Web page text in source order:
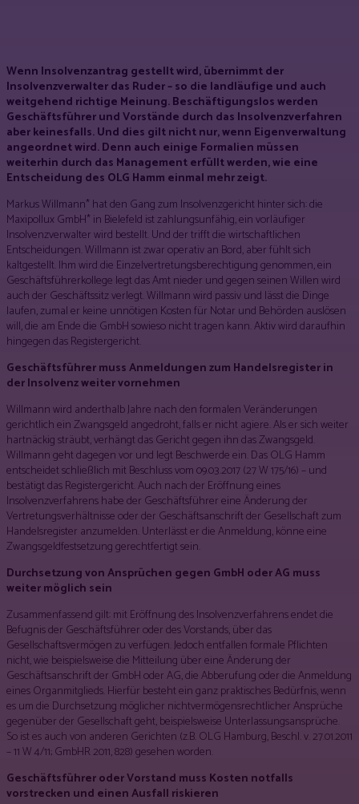
Wenn Insolvenzantrag gestellt wird, übernimmt der
Insolvenzverwalter das Ruder – so die landläufige und auch
weitgehend richtige Meinung. Beschäftigungslos werden
Geschäftsführer und Vorstände durch das Insolvenzverfahren
aber keinesfalls. Und dies gilt nicht nur, wenn Eigenverwaltung
angeordnet wird. Denn auch einige Formalien müssen
weiterhin durch das Management erfüllt werden, wie eine
Entscheidung des OLG Hamm einmal mehr zeigt.
Markus Willmann* hat den Gang zum Insolvenzgericht hinter sich: die
Maxipollux GmbH* in Bielefeld ist zahlungsunfähig, ein vorläufiger
Insolvenzverwalter wird bestellt. Und der trifft die wirtschaftlichen
Entscheidungen. Willmann ist zwar operativ an Bord, aber fühlt sich
kaltgestellt. Ihm wird die Einzelvertretungsberechtigung genommen, ein
Geschäftsführerkollege legt das Amt nieder und gegen seinen Willen wird
auch der Geschäftssitz verlegt. Willmann wird passiv und lässt die Dinge
laufen, zumal er keine unnötigen Kosten für Notar und Behörden auslösen
will, die am Ende die GmbH sowieso nicht tragen kann. Aktiv wird daraufhin
hingegen das Registergericht.
Geschäftsführer muss Anmeldungen zum Handelsregister in
der Insolvenz weiter vornehmen
Willmann wird anderthalb Jahre nach den formalen Veränderungen
gerichtlich ein Zwangsgeld angedroht, falls er nicht agiere. Als er sich weiter
hartnäckig sträubt, verhängt das Gericht gegen ihn das Zwangsgeld.
Willmann geht dagegen vor und legt Beschwerde ein. Das OLG Hamm
entscheidet schließlich mit Beschluss vom 09.03.2017 (27 W 175/16) – und
bestätigt das Registergericht. Auch nach der Eröffnung eines
Insolvenzverfahrens habe der Geschäftsführer eine Änderung der
Vertretungsverhältnisse oder der Geschäftsanschrift der Gesellschaft zum
Handelsregister anzumelden. Unterlässt er die Anmeldung, könne eine
Zwangsgeldfestsetzung gerechtfertigt sein.
Durchsetzung von Ansprüchen gegen GmbH oder AG muss
weiter möglich sein
Zusammenfassend gilt: mit Eröffnung des Insolvenzverfahrens endet die
Befugnis der Geschäftsführer oder des Vorstands, über das
Gesellschaftsvermögen zu verfügen. Jedoch entfallen formale Pflichten
nicht, wie beispielsweise die Mitteilung über eine Änderung der
Geschäftsanschrift der GmbH oder AG, die Abberufung oder die Anmeldung
eines Organmitglieds. Hierfür besteht ein ganz praktisches Bedürfnis, wenn
es um die Durchsetzung möglicher nichtvermögensrechtlicher Ansprüche
gegenüber der Gesellschaft geht, beispielsweise Unterlassungsansprüche.
So ist es auch von anderen Gerichten (z.B. OLG Hamburg, Beschl. v. 27.01.2011
– 11 W 4/11; GmbHR 2011, 828) gesehen worden.
Geschäftsführer oder Vorstand muss Kosten notfalls
vorstrecken und einen Ausfall riskieren